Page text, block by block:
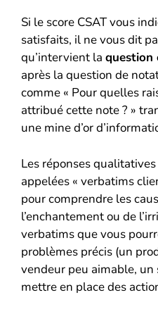
Si le score CSAT vous
satisfaits, il ne vous dit
qu’intervient la question
après la question de
comme « Pour quelles
attribué cette note ? »
une mine d’or
Les réponses
appelées « verbatims
pour comprendre les
l’enchantement ou de
verbatims que vous
problèmes précis (un
vendeur peu aimable,
mettre en place des